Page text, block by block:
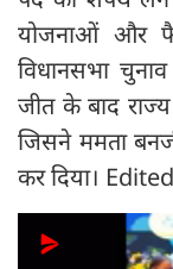
योजनाओं और
विधानसभा
जीत के बाद
जिसने ममता
कर दिया।